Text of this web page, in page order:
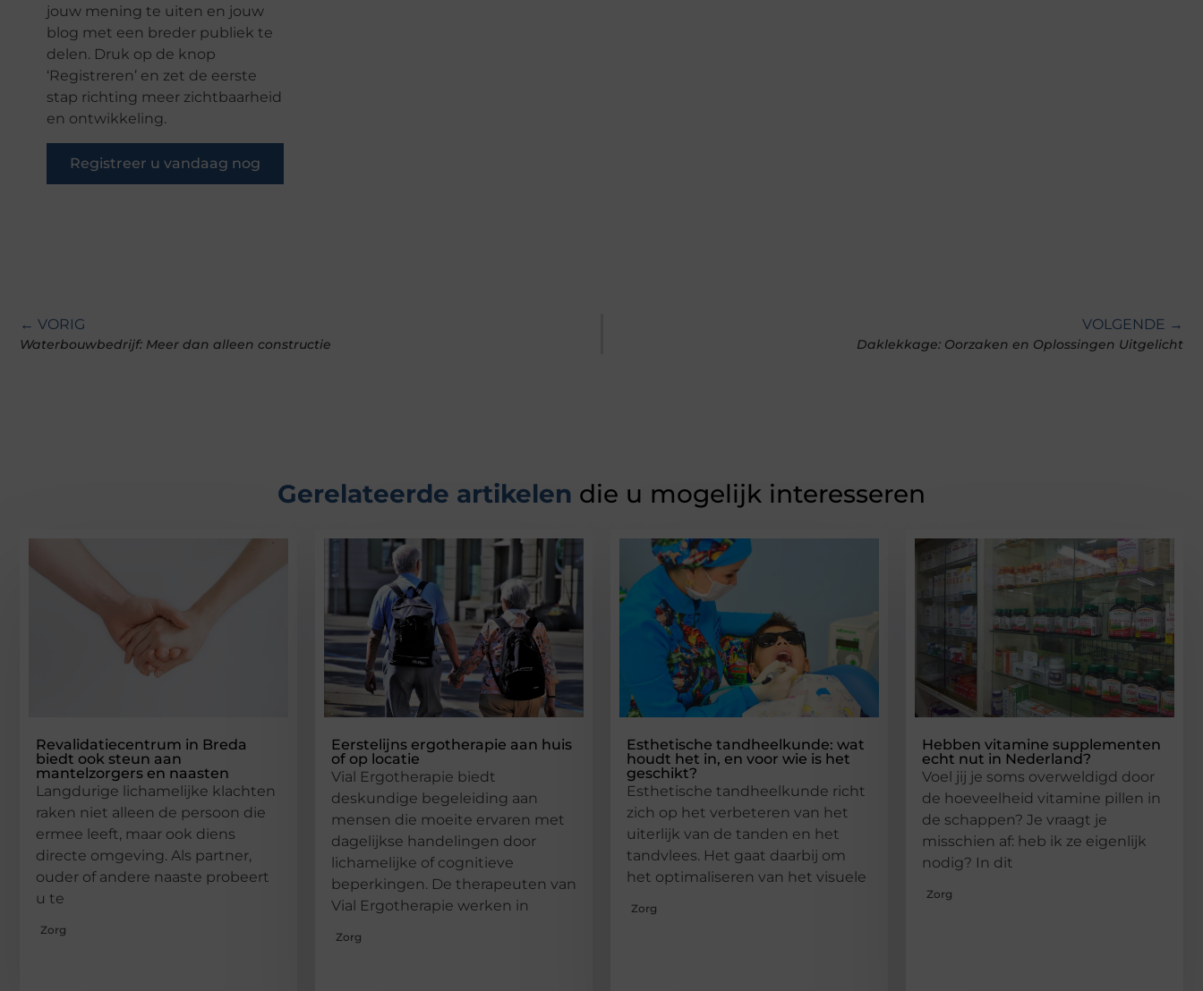
jouw mening te uiten en jouw
blog met een breder publiek te
delen. Druk op de knop
‘Registreren’ en zet de eerste
stap richting meer zichtbaarheid
en ontwikkeling.
Registreer u vandaag nog
← VORIG
Waterbouwbedrijf: Meer dan alleen constructie
VOLGENDE →
Daklekkage: Oorzaken en Oplossingen Uitgelicht
Gerelateerde artikelen die u mogelijk interesseren
Revalidatiecentrum in Breda
biedt ook steun aan
mantelzorgers en naasten
Langdurige lichamelijke klachten
raken niet alleen de persoon die
ermee leeft, maar ook diens
directe omgeving. Als partner,
ouder of andere naaste probeert
u te
Zorg
Eerstelijns ergotherapie aan huis
of op locatie
Vial Ergotherapie biedt
deskundige begeleiding aan
mensen die moeite ervaren met
dagelijkse handelingen door
lichamelijke of cognitieve
beperkingen. De therapeuten van
Vial Ergotherapie werken in
Zorg
Esthetische tandheelkunde: wat
houdt het in, en voor wie is het
geschikt?
Esthetische tandheelkunde richt
zich op het verbeteren van het
uiterlijk van de tanden en het
tandvlees. Het gaat daarbij om
het optimaliseren van het visuele
Zorg
Hebben vitamine supplementen
echt nut in Nederland?
Voel jij je soms overweldigd door
de hoeveelheid vitamine pillen in
de schappen? Je vraagt je
misschien af: heb ik ze eigenlijk
nodig? In dit
Zorg